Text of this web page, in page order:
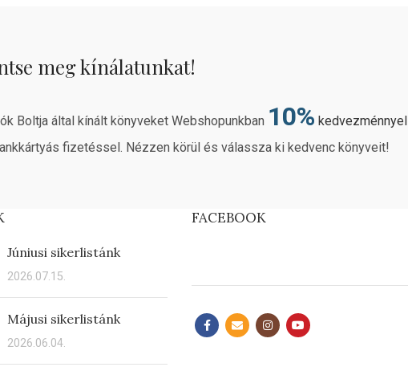
meg kínálatunkat!
Boltja által kínált könyveket Webshopunkban 10% kedvezménnyel
fizetéssel. Nézzen körül és válassza ki kedvenc könyveit!
Júniusi sikerlistánk
2026.07.15.
Májusi sikerlistánk
2026.06.04.
FACEBOOK